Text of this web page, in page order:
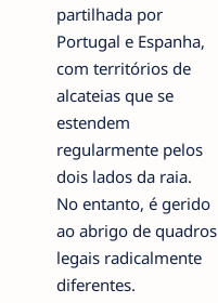
partilhada por
Portugal e Espanha,
com territórios de
alcateias que se
estendem
regularmente pelos
dois lados da raia.
No entanto, é gerido
ao abrigo de quadros
legais radicalmente
diferentes.